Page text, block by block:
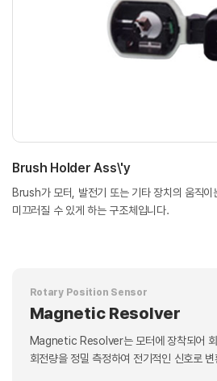
Brush Holder Ass\'y
Brush가 모터, 발전기 또는 기타 장치의 움직이
미끄러질 수 있게 하는 구조체입니다.
Rotary Position Sensor
Magnetic Resolver
Magnetic Resolver는 모터에 장착되어
회전량을 정밀 측정하여 전기적인 신호로